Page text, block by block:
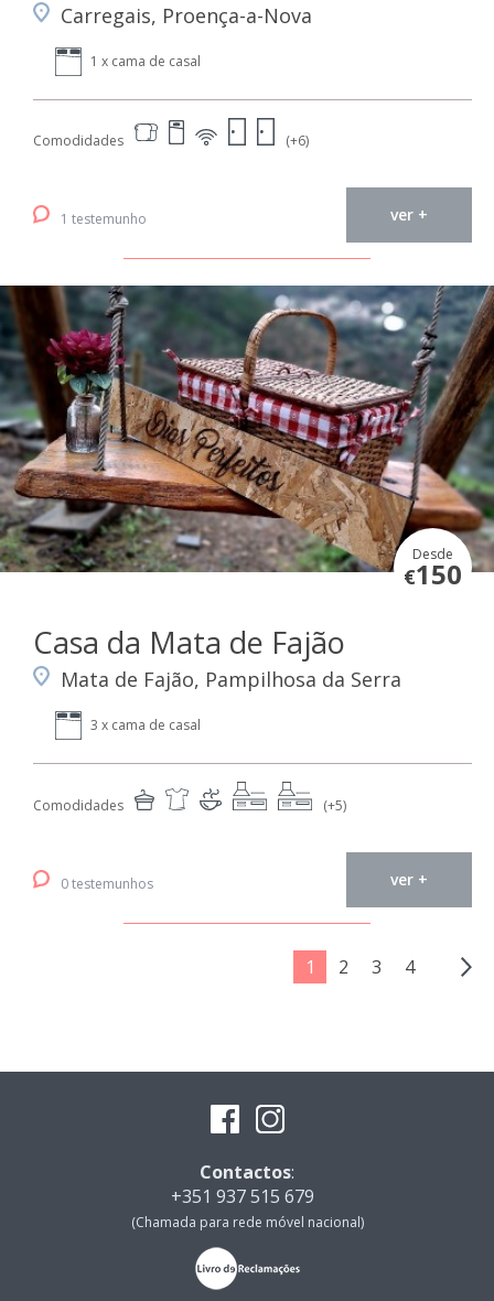
Carregais, Proença-a-Nova
1 x cama de casal
Comodidades (+6)
1 testemunho ver +
Desde
€150
Casa da Mata de Fajão
Mata de Fajão, Pampilhosa da Serra
3 x cama de casal
Comodidades (+5)
0 testemunhos ver +
1 2 3 4
Contactos:
+351 937 515 679
(Chamada para rede móvel nacional)